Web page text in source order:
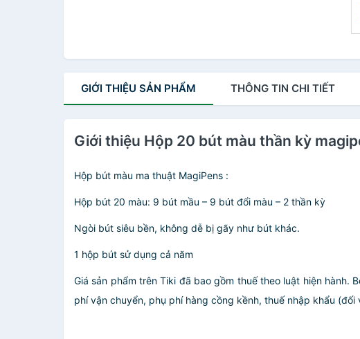
GIỚI THIỆU SẢN PHẨM THÔNG TIN CHI TIẾT
Giới thiệu Hộp 20 bút màu thần kỳ
Hộp bút màu ma thuật MagiPens :
Hộp bút 20 màu: 9 bút mầu – 9 bút đổi màu – 2 thần kỳ
Ngòi bút siêu bền, không dễ bị gãy như bút khác.
1 hộp bút sử dụng cả năm
Giá sản phẩm trên Tiki đã bao gồm thuế theo luật hiện
phí vận chuyển, phụ phí hàng cồng kềnh, thuế nhập khẩu